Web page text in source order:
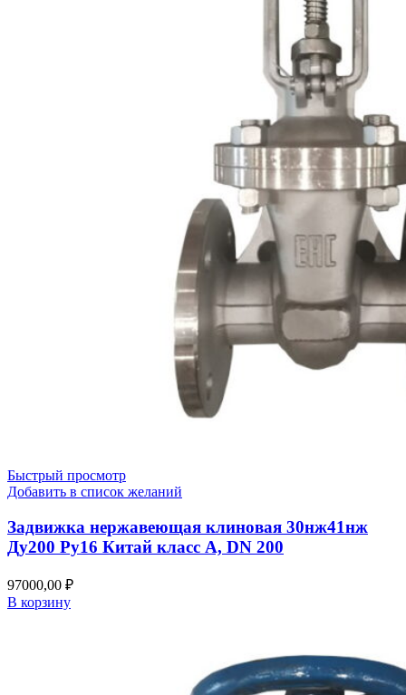
Быстрый просмотр
Добавить в список желаний
Задвижка нержавеющая клиновая 30нж41нж
Ду200 Ру16 Китай класс А, DN 200
97000,00 ₽
В корзину